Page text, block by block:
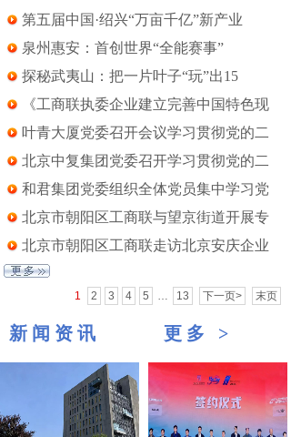
第五届中国·绍兴“万亩千亿”新产业
泉州惠安：首创世界“全能赛事”
探秘武夷山：把一片叶子“玩”出15
《工商联执委企业建立完善中国特色现
叶青大厦党委召开会议学习贯彻党的二
北京中复集团党委召开学习贯彻党的二
和君集团党委组织全体党员集中学习党
北京市朝阳区工商联与望京街道开展专
北京市朝阳区工商联走访北京安庆企业
1 2 3 4 5 … 13 下一页> 末页
新闻资讯 更多 >